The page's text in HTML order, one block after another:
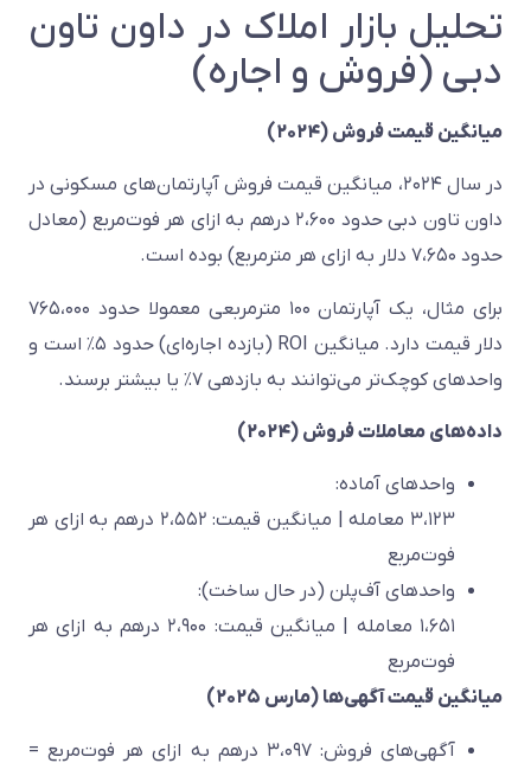
تحلیل بازار املاک در داون تاون
دبی (فروش و اجاره)
میانگین قیمت فروش (۲۰۲۴)
در سال ۲۰۲۴، میانگین قیمت فروش آپارتمان‌های مسکونی در
داون تاون دبی حدود ۲،۶۰۰ درهم به ازای هر فوت‌مربع (معادل
حدود ۷،۶۵۰ دلار به ازای هر مترمربع) بوده است.
برای مثال، یک آپارتمان ۱۰۰ مترمربعی معمولا حدود ۷۶۵،۰۰۰
دلار قیمت دارد. میانگین ROI (بازده اجاره‌ای) حدود ۵٪ است و
واحدهای کوچک‌تر می‌توانند به بازدهی ۷٪ یا بیشتر برسند.
داده‌های معاملات فروش (۲۰۲۴)
واحدهای آماده:
۳،۱۲۳ معامله | میانگین قیمت: ۲،۵۵۲ درهم به ازای هر
فوت‌مربع
واحدهای آف‌پلن (در حال ساخت):
۱،۶۵۱ معامله | میانگین قیمت: ۲،۹۰۰ درهم به ازای هر
فوت‌مربع
میانگین قیمت آگهی‌ها (مارس ۲۰۲۵)
آگهی‌های فروش: ۳،۰۹۷ درهم به ازای هر فوت‌مربع =